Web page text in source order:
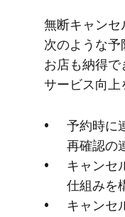
無断キャンセ
次のような​​予
お店も​​納得
サービス向上
予約時に​​
再確認の​​
キャンセ
仕組みを​​
キャンセ